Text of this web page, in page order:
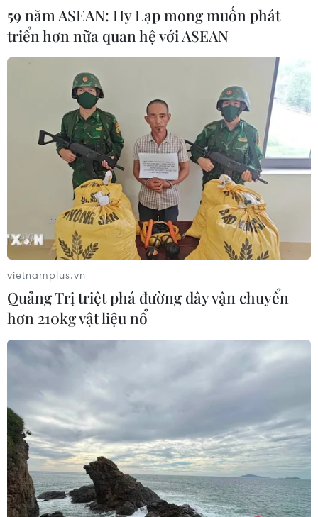
TIN CÙNG CHUYÊN MỤC
Xe điện Trung Quốc mở rộng
cuộc đua công nghệ ra Đông Nam Á
08/08/2026 03:00
59 năm ASEAN: Hy Lạp mong muốn phát
triển hơn nữa quan hệ với ASEAN
vietnamplus.vn
Quảng Trị triệt phá đường dây vận chuyển
hơn 210kg vật liệu nổ